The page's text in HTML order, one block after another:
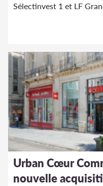
Sélectinvest 1 et LF
Urban Cœur
nouvelle